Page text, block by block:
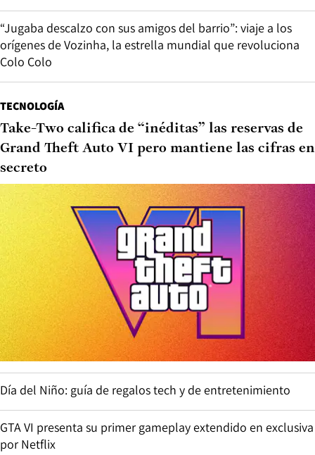
“Jugaba descalzo con sus amigos del barrio”: viaje a los
orígenes de Vozinha, la estrella mundial que revoluciona
Colo Colo
TECNOLOGÍA
Take-Two califica de “inéditas” las reservas de
Grand Theft Auto VI pero mantiene las cifras en
secreto
Día del Niño: guía de regalos tech y de entretenimiento
GTA VI presenta su primer gameplay extendido en exclusiva
por Netflix